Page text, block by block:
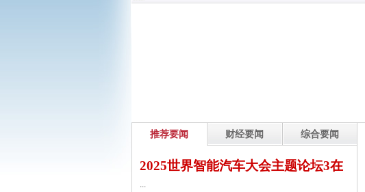
推荐要闻 财经要闻 综合要闻
2025世界智能汽车大会主题论坛3在
...